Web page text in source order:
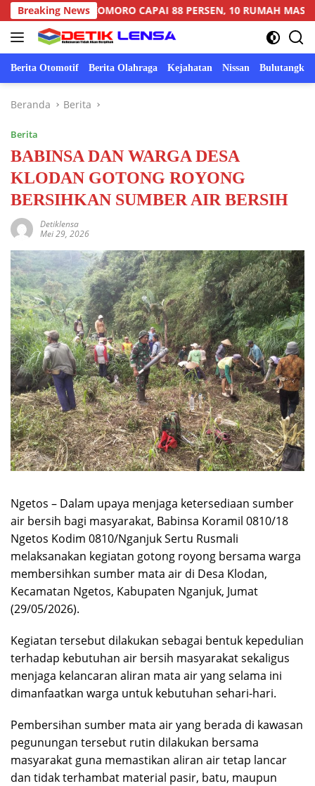
Langsung
ke
konten
Breaking News
SUKOMORO CAPAI 88 PERSEN, 10 RUMAH MASUK TAHAP
Berita Otomotif Berita Olahraga Kejahatan Nissan Bulutangkis
Beranda Berita
Berita
BABINSA DAN WARGA DESA
KLODAN GOTONG ROYONG
BERSIHKAN SUMBER AIR BERSIH
Detiklensa
Mei 29, 2026
Ngetos – Dalam upaya menjaga ketersediaan sumber
air bersih bagi masyarakat, Babinsa Koramil 0810/18
Ngetos Kodim 0810/Nganjuk Sertu Rusmali
melaksanakan kegiatan gotong royong bersama warga
membersihkan sumber mata air di Desa Klodan,
Kecamatan Ngetos, Kabupaten Nganjuk, Jumat
(29/05/2026).
Kegiatan tersebut dilakukan sebagai bentuk kepedulian
terhadap kebutuhan air bersih masyarakat sekaligus
menjaga kelancaran aliran mata air yang selama ini
dimanfaatkan warga untuk kebutuhan sehari-hari.
Pembersihan sumber mata air yang berada di kawasan
pegunungan tersebut rutin dilakukan bersama
masyarakat guna memastikan aliran air tetap lancar
dan tidak terhambat material pasir, batu, maupun